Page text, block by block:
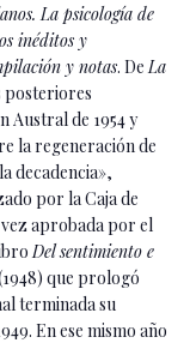
La psicología de
inéditos y
y notas. DeLa
posteriores
Austral de 1954 y
la regeneración de
decadencia»,
por la Caja de
aprobada por el
Del sentimiento e
que prologó
terminada su
En ese mismo año